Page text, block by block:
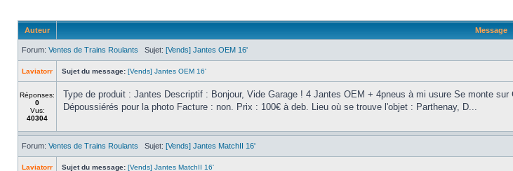
Auteur Message
Forum: Ventes de Trains Roulants Sujet: [Vends] Jantes OEM 16'
Laviatorr Sujet du message: [Vends] Jantes OEM 16'
Réponses:
0
Vus:
40304
Type de produit : Jantes Descriptif : Bonjour, Vide Garage ! 4 Jantes OEM + 4pneus à mi usure Se monte
Dépoussiérés pour la photo Facture : non. Prix : 100€ à deb. Lieu où se trouve l'objet : Parthenay, D...
Forum: Ventes de Trains Roulants Sujet: [Vends] Jantes MatchII 16'
Laviatorr Sujet du message: [Vends] Jantes MatchII 16'